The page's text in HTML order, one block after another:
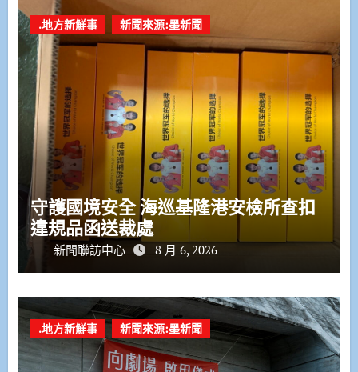
.地方新鮮事 新聞來源:墨新聞
守護國境安全 海巡基隆港安檢所查扣
違規品函送裁處
新聞聯訪中心 8 月 6, 2026
.地方新鮮事 新聞來源:墨新聞